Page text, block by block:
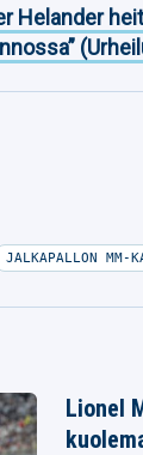
Helander
JALKAPALLON MM-
Lionel